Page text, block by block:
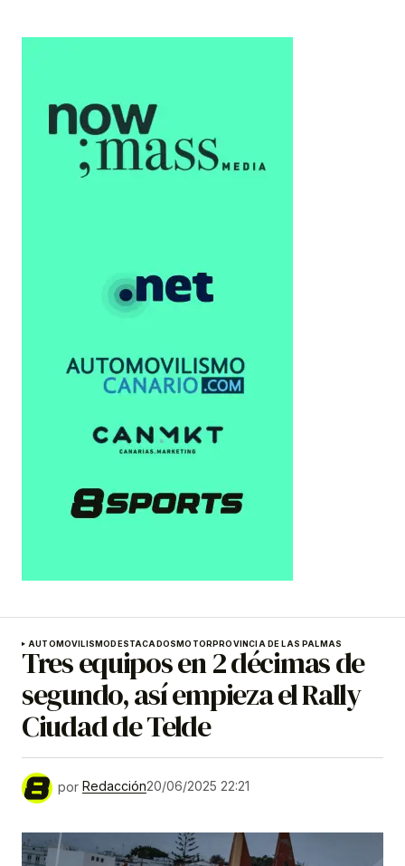
AUTOMOVILISMODESTACADOSMOTORPROVINCIA DE LAS PALMAS
Tres equipos en 2 décimas de
segundo, así empieza el Rally
Ciudad de Telde
por Redacción20/06/2025 22:21